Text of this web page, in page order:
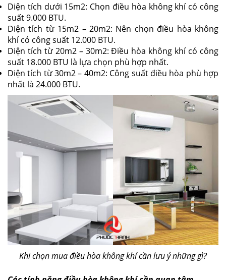
Diện tích dưới 15m2: Chọn điều hòa không khí có công
suất 9.000 BTU.
Diện tích từ 15m2 – 20m2: Nên chọn điều hòa không
khí có công suất 12.000 BTU.
Diện tích từ 20m2 – 30m2: Điều hòa không khí có công
suất 18.000 BTU là lựa chọn phù hợp nhất.
Diện tích từ 30m2 – 40m2: Công suất điều hòa phù hợp
nhất là 24.000 BTU.
Khi chọn mua điều hòa không khí cần lưu ý những gì?